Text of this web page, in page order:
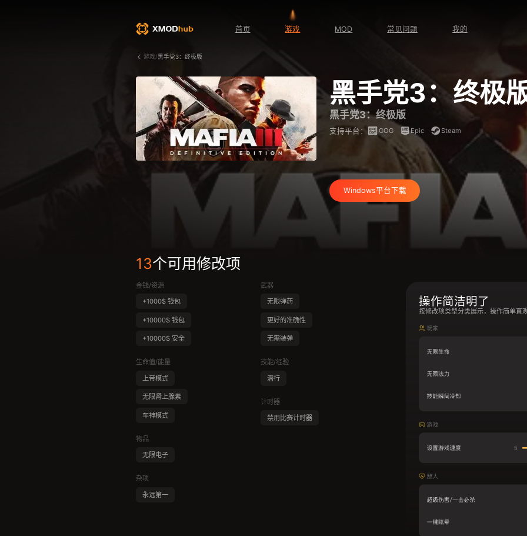
首页 游戏 MOD 常见问题 我的
游戏/黑手党3：终极版
黑手党3：终极
黑手党3：终极版
支持平台： GOG Epic Steam
Windows平台下载
13个可用修改项
金钱/资源
+1000$ 钱包
+10000$ 钱包
+10000$ 安全
生命值/能量
上帝模式
无限肾上腺素
车神模式
物品
无限电子
杂项
永远第一
武器
无限弹药
更好的准确性
无需装弹
技能/经验
潜行
计时器
禁用比赛计时器
操作简洁明了
按修改项类型分类展示，操作简单直